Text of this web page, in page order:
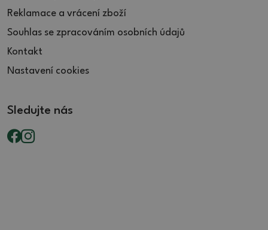
Reklamace a vrácení zboží
Souhlas se zpracováním osobních údajů
Kontakt
Nastavení cookies
Sledujte nás